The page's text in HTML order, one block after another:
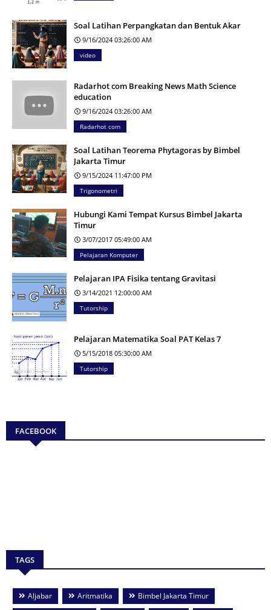
Soal Latihan Perpangkatan dan Bentuk Akar
9/16/2024 03:26:00 AM
video
Radarhot com Breaking News Math Science
education
9/16/2024 03:26:00 AM
Radarhot com
Soal Latihan Teorema Phytagoras by Bimbel
Jakarta Timur
9/15/2024 11:47:00 PM
Trigonometri
Hubungi Kami Tempat Kursus Bimbel Jakarta
Timur
3/07/2017 05:49:00 AM
Pelajaran Komputer
Pelajaran IPA Fisika tentang Gravitasi
3/14/2021 12:00:00 AM
Tutorship
Pelajaran Matematika Soal PAT Kelas 7
5/15/2018 05:30:00 AM
Tutorship
FACEBOOK
TAGS
Aljabar Aritmatika
Bimbel Jakarta Timur